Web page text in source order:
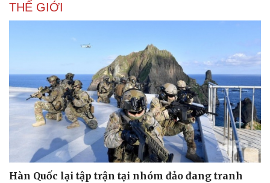
Du lịch
Tư vấn
check-in
Podcast
Câu chuyện thời sự
Đọc truyện đêm khuya
Cửa sổ tình yêu
Kể chuyện cho bé
Hạt giống tâm hồn
THẾ GIỚI
Hàn Quốc lại tập trận tại nhóm đảo đang tranh